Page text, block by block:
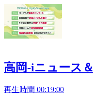
高岡-iニュース
再生時間 00:19:00